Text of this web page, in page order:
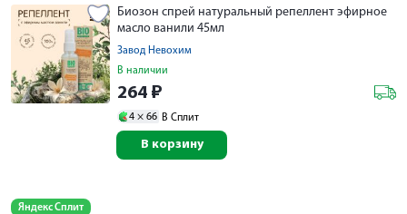
Биозон спрей натуральный репеллент эфирное
масло ванили 45мл
Завод Невохим
В наличии
264 ₽
4 × 66 В Сплит
В корзину
Яндекс Сплит